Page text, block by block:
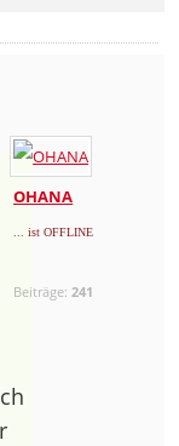
OHANA
... ist OFFLINE
Beiträge: 241